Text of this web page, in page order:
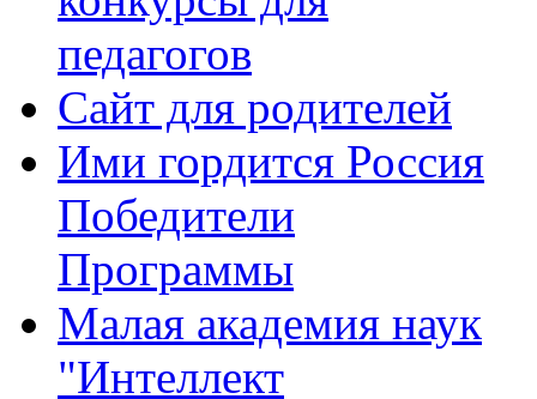
педагогов
Сайт для родителей
Ими гордится Россия
Победители
Программы
Малая академия наук
"Интеллект